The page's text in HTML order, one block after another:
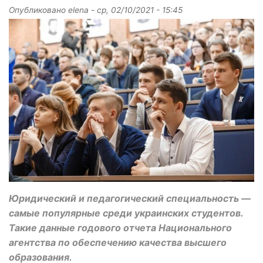
Опубликовано elena - ср, 02/10/2021 - 15:45
Юридический и педагогический специальность —
самые популярные среди украинских студентов.
Такие данные годового отчета Национального
агентства по обеспечению качества высшего
образования.